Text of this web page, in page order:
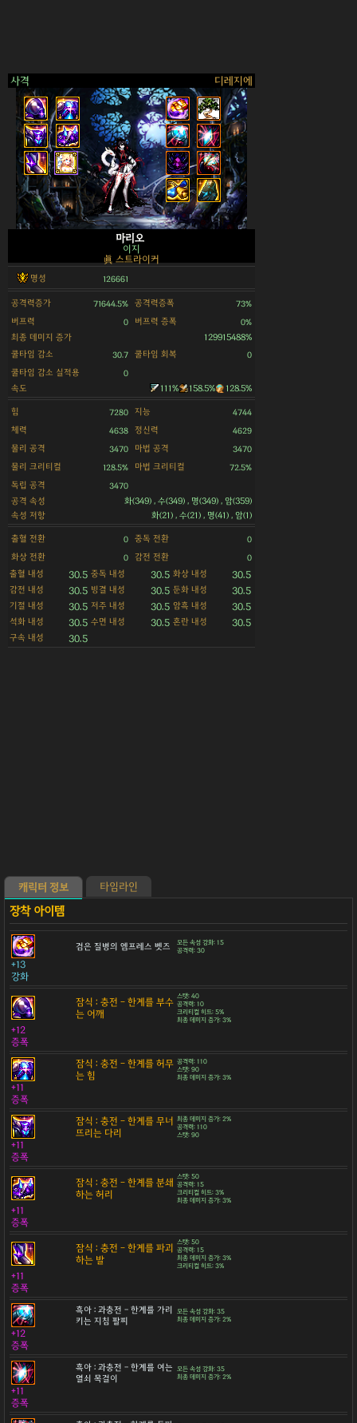
사격 디레지에
>
마리오
이지
眞 스트라이커
명성 126661
공격력증가 71644.5% 공격력증폭 73%
버프력 0 버프력 증폭 0%
최종 데미지 증가
129915488%
쿨타임 감소
30.7 쿨타임 회복 0
쿨타임 감소 실적용 0
속도 111% 158.5% 128.5%
힘 7280 지능 4744
체력 4638 정신력 4629
물리 공격 3470 마법 공격 3470
물리 크리티컬 128.5% 마법 크리티컬 72.5%
독립 공격 3470
공격 속성
화(349) , 수(349) , 명(349) , 암(359)
속성 저항
화(21) , 수(21) , 명(41) , 암(1)
출혈 전환 0 중독 전환 0
화상 전환 0 감전 전환 0
출혈 내성 30.5 중독 내성 30.5 화상 내성 30.5
감전 내성 30.5 빙결 내성 30.5 둔화 내성 30.5
기절 내성 30.5 저주 내성 30.5 암흑 내성 30.5
석화 내성 30.5 수면 내성 30.5 혼란 내성 30.5
구속 내성 30.5
캐릭터 정보 타임라인
검은 질병의 엠프레스 벳즈
모든 속성 강화: 15
공격력: 30
+13
강화
잠식 : 충전 - 한계를 부수
는 어깨
스탯: 40
공격력: 10
크리티컬 히트: 5%
최종 데미지 증가: 3%
+12
증폭
잠식 : 충전 - 한계를 허무
는 힘
공격력: 110
스탯: 90
최종 데미지 증가: 3%
+11
증폭
잠식 : 충전 - 한계를 무너
뜨리는 다리
최종 데미지 증가: 2%
공격력: 110
스탯: 90
+11
증폭
잠식 : 충전 - 한계를 분쇄
하는 허리
스탯: 50
공격력: 15
크리티컬 히트: 3%
최종 데미지 증가: 3%
+11
증폭
잠식 : 충전 - 한계를 파괴
하는 발
스탯: 50
공격력: 15
최종 데미지 증가: 3%
크리티컬 히트: 3%
+11
증폭
흑아 : 과충전 - 한계를 가리
키는 지침 팔찌
모든 속성 강화: 35
최종 데미지 증가: 2%
+12
증폭
흑아 : 과충전 - 한계를 여는
열쇠 목걸이
모든 속성 강화: 35
최종 데미지 증가: 2%
+11
증폭